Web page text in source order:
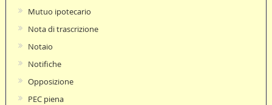
Mutuo ipotecario
Nota di trascrizione
Notaio
Notifiche
Opposizione
PEC piena